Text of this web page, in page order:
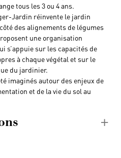
tous les 3 ou 4 ans.
Jardin réinvente le jardin
des alignements de légumes
une organisation
sur les capacités de
à chaque végétal et sur le
du jardinier.
imaginés autour des enjeux de
et de la vie du sol au